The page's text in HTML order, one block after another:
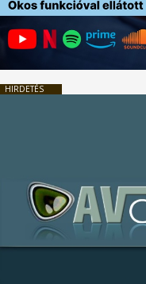
HIRDETÉS